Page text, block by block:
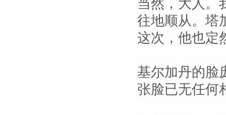
当然，大人。
往地顺从。塔
这次，他也定
基尔加丹的脸
张脸已无任何